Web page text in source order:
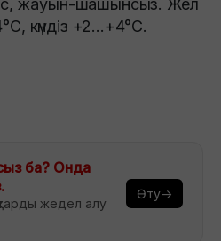
жауын-шашынсыз. Жел
күндіз +2...+4°C.
ба? Онда
жедел алу
Өту→